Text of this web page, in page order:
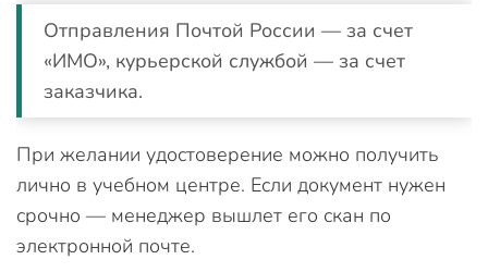
Отправления Почтой России — за счет
«ИМО», курьерской службой — за счет
заказчика.
При желании удостоверение можно получить
лично в учебном центре. Если документ нужен
срочно — менеджер вышлет его скан по
электронной почте.